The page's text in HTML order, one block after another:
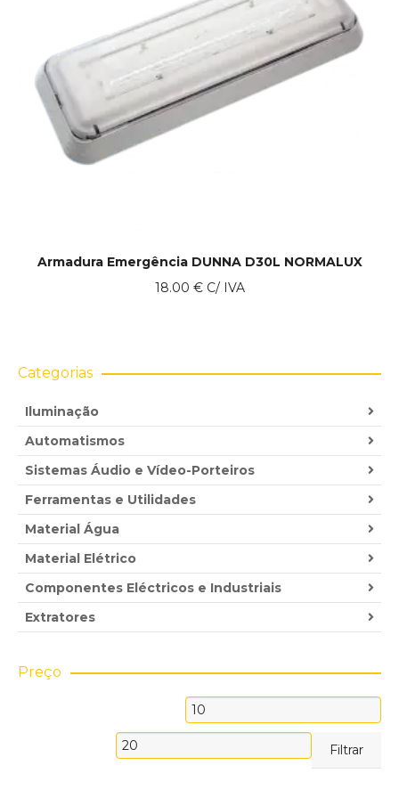
Armadura Emergência DUNNA D30L NORMALUX
18.00 €C/ IVA
Categorias
Iluminação
Automatismos
Sistemas Áudio e Vídeo-Porteiros
Ferramentas e Utilidades
Material Água
Material Elétrico
Componentes Eléctricos e Industriais
Extratores
Preço
Filtrar